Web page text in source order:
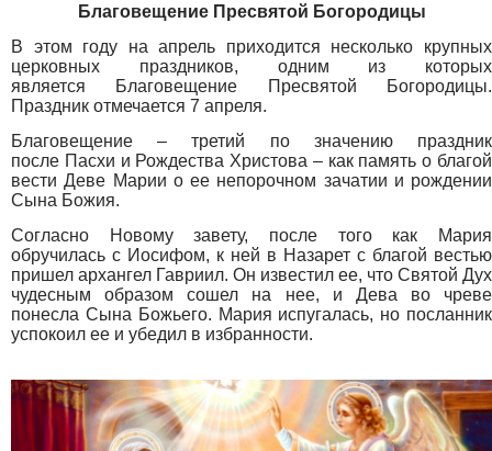
Благовещение Пресвятой Богородицы
В этом году на апрель приходится несколько крупных
церковных праздников, одним из которых
является Благовещение Пресвятой Богородицы.
Праздник отмечается 7 апреля.
Благовещение – третий по значению праздник
после Пасхи и Рождества Христова – как память о благой
вести Деве Марии о ее непорочном зачатии и рождении
Сына Божия.
Согласно Новому завету, после того как Мария
обручилась с Иосифом, к ней в Назарет с благой вестью
пришел архангел Гавриил. Он известил ее, что Святой Дух
чудесным образом сошел на нее, и Дева во чреве
понесла Сына Божьего. Мария испугалась, но посланник
успокоил ее и убедил в избранности.